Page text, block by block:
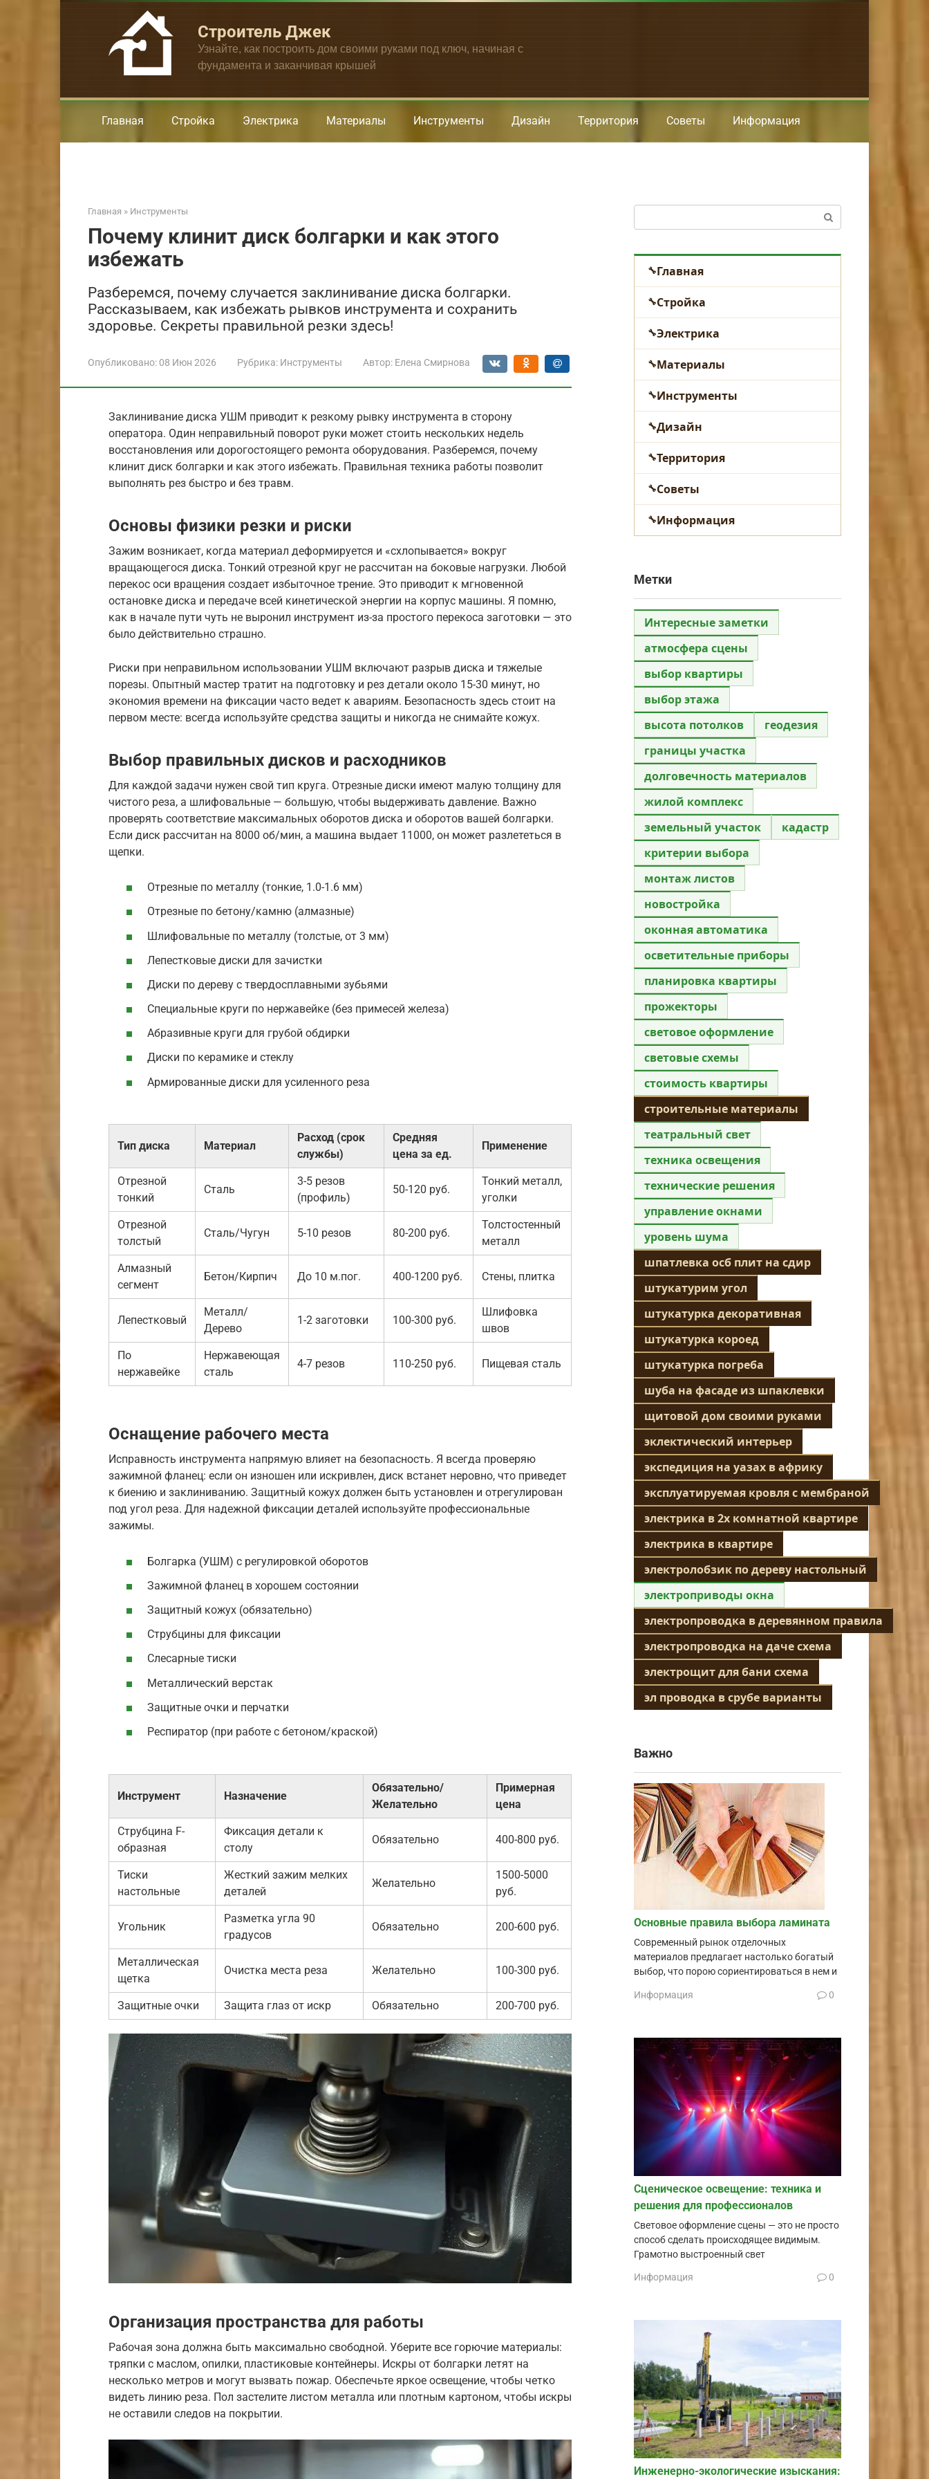
Строитель Джек
Узнайте, как построить дом своими руками под ключ, начиная с
фундамента и заканчивая крышей
Главная Стройка Электрика Материалы Инструменты Дизайн Территория Советы Информация
Главная » Инструменты
Почему клинит диск болгарки и как этого
избежать
Разберемся, почему случается заклинивание диска болгарки.
Рассказываем, как избежать рывков инструмента и сохранить
здоровье. Секреты правильной резки здесь!
Опубликовано: 08 Июн 2026 Рубрика: Инструменты Автор: Елена Смирнова
Заклинивание диска УШМ приводит к резкому рывку инструмента в сторону
оператора. Один неправильный поворот руки может стоить нескольких недель
восстановления или дорогостоящего ремонта оборудования. Разберемся, почему
клинит диск болгарки и как этого избежать. Правильная техника работы позволит
выполнять рез быстро и без травм.
Основы физики резки и риски
Зажим возникает, когда материал деформируется и «схлопывается» вокруг
вращающегося диска. Тонкий отрезной круг не рассчитан на боковые нагрузки. Любой
перекос оси вращения создает избыточное трение. Это приводит к мгновенной
остановке диска и передаче всей кинетической энергии на корпус машины. Я помню,
как в начале пути чуть не выронил инструмент из-за простого перекоса заготовки — это
было действительно страшно.
Риски при неправильном использовании УШМ включают разрыв диска и тяжелые
порезы. Опытный мастер тратит на подготовку и рез детали около 15-30 минут, но
экономия времени на фиксации часто ведет к авариям. Безопасность здесь стоит на
первом месте: всегда используйте средства защиты и никогда не снимайте кожух.
Выбор правильных дисков и расходников
Для каждой задачи нужен свой тип круга. Отрезные диски имеют малую толщину для
чистого реза, а шлифовальные — большую, чтобы выдерживать давление. Важно
проверять соответствие максимальных оборотов диска и оборотов вашей болгарки.
Если диск рассчитан на 8000 об/мин, а машина выдает 11000, он может разлететься в
щепки.
Отрезные по металлу (тонкие, 1.0-1.6 мм)
Отрезные по бетону/камню (алмазные)
Шлифовальные по металлу (толстые, от 3 мм)
Лепестковые диски для зачистки
Диски по дереву с твердосплавными зубьями
Специальные круги по нержавейке (без примесей железа)
Абразивные круги для грубой обдирки
Диски по керамике и стеклу
Армированные диски для усиленного реза
Тип диска Материал
Расход (срок
службы)
Средняя
цена за ед.
Применение
Отрезной
тонкий
Сталь
3-5 резов
(профиль)
50-120 руб.
Тонкий металл,
уголки
Отрезной
толстый
Сталь/Чугун 5-10 резов 80-200 руб.
Толстостенный
металл
Алмазный
сегмент
Бетон/Кирпич До 10 м.пог. 400-1200 руб. Стены, плитка
Лепестковый
Металл/
Дерево
1-2 заготовки 100-300 руб.
Шлифовка
швов
По
нержавейке
Нержавеющая
сталь
4-7 резов 110-250 руб. Пищевая сталь
Оснащение рабочего места
Исправность инструмента напрямую влияет на безопасность. Я всегда проверяю
зажимной фланец: если он изношен или искривлен, диск встанет неровно, что приведет
к биению и заклиниванию. Защитный кожух должен быть установлен и отрегулирован
под угол реза. Для надежной фиксации деталей используйте профессиональные
зажимы.
Болгарка (УШМ) с регулировкой оборотов
Зажимной фланец в хорошем состоянии
Защитный кожух (обязательно)
Струбцины для фиксации
Слесарные тиски
Металлический верстак
Защитные очки и перчатки
Респиратор (при работе с бетоном/краской)
Инструмент Назначение
Обязательно/
Желательно
Примерная
цена
Струбцина F-
образная
Фиксация детали к
столу
Обязательно 400-800 руб.
Тиски
настольные
Жесткий зажим мелких
деталей
Желательно
1500-5000
руб.
Угольник
Разметка угла 90
градусов
Обязательно 200-600 руб.
Металлическая
щетка
Очистка места реза Желательно 100-300 руб.
Защитные очки Защита глаз от искр Обязательно 200-700 руб.
Организация пространства для работы
Рабочая зона должна быть максимально свободной. Уберите все горючие материалы:
тряпки с маслом, опилки, пластиковые контейнеры. Искры от болгарки летят на
несколько метров и могут вызвать пожар. Обеспечьте яркое освещение, чтобы четко
видеть линию реза. Пол застелите листом металла или плотным картоном, чтобы искры
не оставили следов на покрытии.
Главная
Стройка
Электрика
Материалы
Инструменты
Дизайн
Территория
Советы
Информация
Метки
Интересные заметки
атмосфера сцены
выбор квартиры
выбор этажа
высота потолков
геодезия
границы участка
долговечность материалов
жилой комплекс
земельный участок
кадастр
критерии выбора
монтаж листов
новостройка
оконная автоматика
осветительные приборы
планировка квартиры
прожекторы
световое оформление
световые схемы
стоимость квартиры
строительные материалы
театральный свет
техника освещения
технические решения
управление окнами
уровень шума
шпатлевка осб плит на сдир
штукатурим угол
штукатурка декоративная
штукатурка короед
штукатурка погреба
шуба на фасаде из шпаклевки
щитовой дом своими руками
эклектический интерьер
экспедиция на уазах в африку
эксплуатируемая кровля с мембраной
электрика в 2х комнатной квартире
электрика в квартире
электролобзик по дереву настольный
электроприводы окна
электропроводка в деревянном правила
электропроводка на даче схема
электрощит для бани схема
эл проводка в срубе варианты
Важно
Основные правила выбора ламината
Современный рынок отделочных
материалов предлагает настолько богатый
выбор, что порою сориентироваться в нем и
Информация 0
Сценическое освещение: техника и
решения для профессионалов
Световое оформление сцены — это не просто
способ сделать происходящее видимым.
Грамотно выстроенный свет
Информация 0
Инженерно-экологические изыскания: